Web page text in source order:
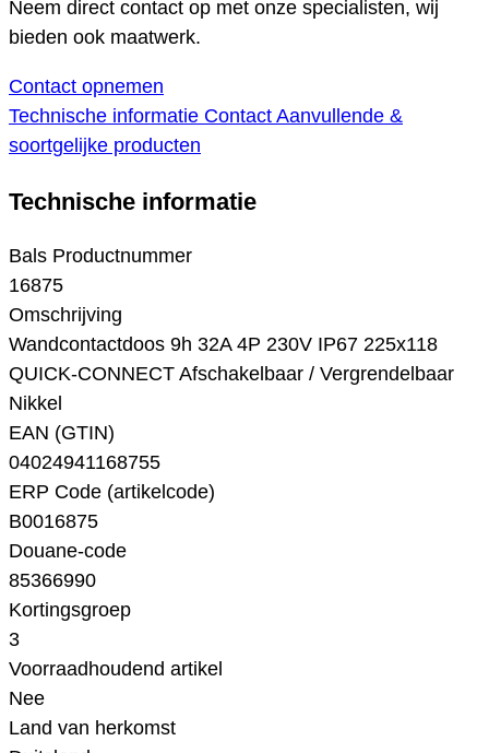
Neem direct contact op met onze specialisten, wij
bieden ook maatwerk.
Contact opnemen
Technische informatie Contact Aanvullende &
soortgelijke producten
Technische informatie
Bals Productnummer
16875
Omschrijving
Wandcontactdoos 9h 32A 4P 230V IP67 225x118
QUICK-CONNECT Afschakelbaar / Vergrendelbaar
Nikkel
EAN (GTIN)
04024941168755
ERP Code (artikelcode)
B0016875
Douane-code
85366990
Kortingsgroep
3
Voorraadhoudend artikel
Nee
Land van herkomst